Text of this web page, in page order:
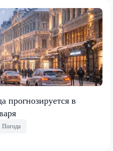
прогнозируется в
Погода